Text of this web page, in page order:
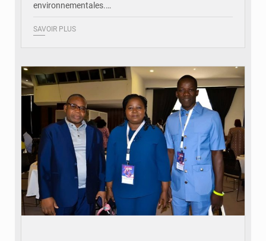
environnementales.…
SAVOIR PLUS